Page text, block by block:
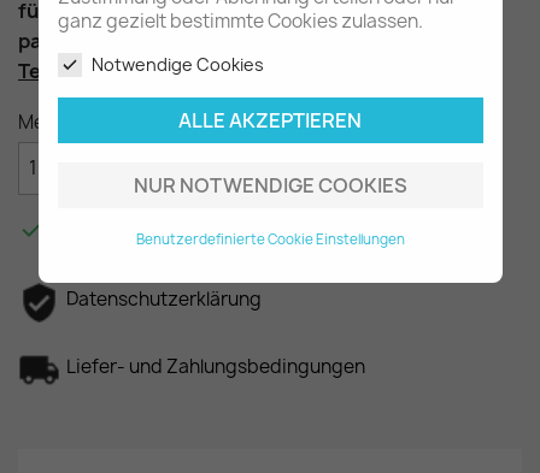
ganz gezielt bestimmte Cookies zulassen.
Notwendige Cookies
ALLE AKZEPTIEREN
NUR NOTWENDIGE COOKIES
Benutzerdefinierte Cookie Einstellungen
für die Tür hinten rechts
passend für die W123 Limousine
Teilenummer: A1237352009
Menge
 Am Lager - In 2-3 Tagen bei Ihnen.
Datenschutzerklärung
Liefer- und Zahlungsbedingungen